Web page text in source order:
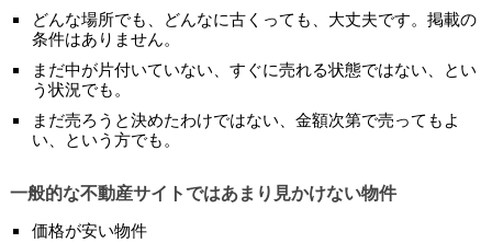
どんな場所でも、どんなに古くっても、大丈夫です。掲載の
条件はありません。
まだ中が片付いていない、すぐに売れる状態ではない、とい
う状況でも。
まだ売ろうと決めたわけではない、金額次第で売ってもよ
い、という方でも。
一般的な不動産サイトではあまり見かけない物件
価格が安い物件